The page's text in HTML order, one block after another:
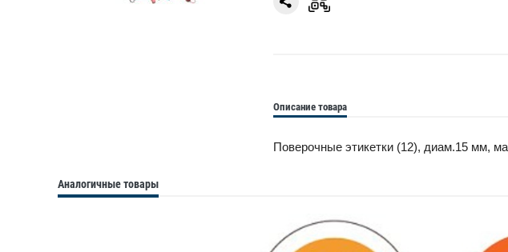
Описание товара
Поверочные этикетки (12), диам.15 мм,
Аналогичные товары